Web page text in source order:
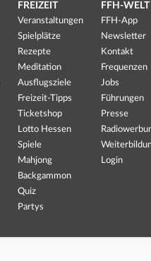
FREIZEIT
Veranstaltungen
Spielplätze
Rezepte
Meditation
Ausflugsziele
Freizeit-Tipps
Ticketshop
Lotto Hessen
Spiele
Mahjong
Backgammon
Quiz
Partys
FFH-WELT
FFH-App
Newsletter
Kontakt
Frequenzen
Jobs
Führungen
Presse
Login